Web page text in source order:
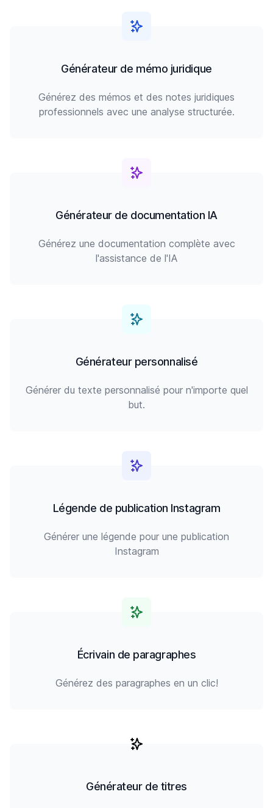
Générateur de mémo juridique
Générez des mémos et des notes juridiques
professionnels avec une analyse structurée.
Générateur de documentation IA
Générez une documentation complète avec
l'assistance de l'IA
Générateur personnalisé
Générer du texte personnalisé pour n'importe quel
but.
Légende de publication Instagram
Générer une légende pour une publication
Instagram
Écrivain de paragraphes
Générez des paragraphes en un clic!
Générateur de titres